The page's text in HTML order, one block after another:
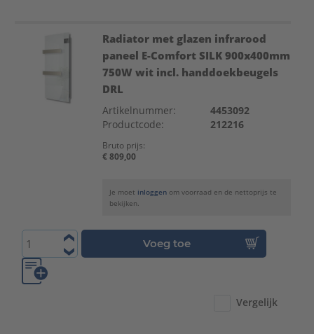
Radiator met glazen infrarood
paneel E-Comfort SILK 900x400mm
750W wit incl. handdoekbeugels
DRL
Artikelnummer:
4453092
Productcode:
212216
Bruto prijs:
€ 809,00
Je moet inloggen om voorraad en de nettoprijs te
bekijken.
Voeg toe
Vergelijk